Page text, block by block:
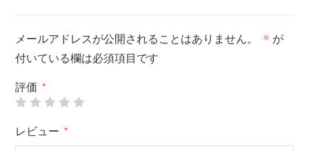
メールアドレスが公開されることはありません。 ※ が
付いている欄は必須項目です
評価
*
レビュー *